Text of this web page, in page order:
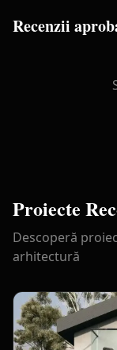
Recenzii
Proiecte
Descoperă
arhitectură